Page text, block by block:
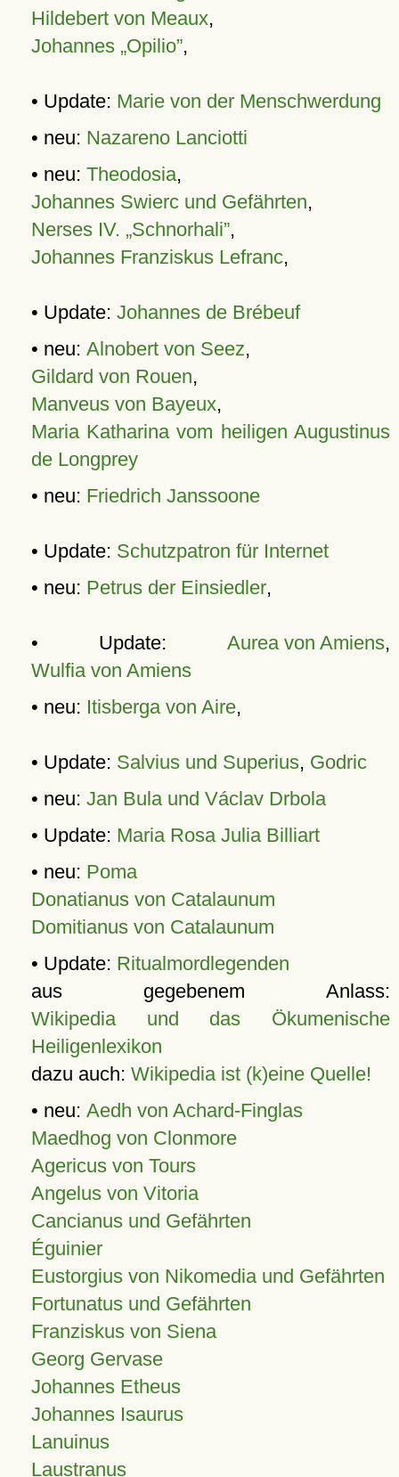
Hildebert von Meaux,
Johannes „Opilio”,
• Update: Marie von der Menschwerdung
• neu: Nazareno Lanciotti
• neu: Theodosia,
Johannes Swierc und Gefährten,
Nerses IV. „Schnorhali”,
Johannes Franziskus Lefranc,
• Update: Johannes de Brébeuf
• neu: Alnobert von Seez,
Gildard von Rouen,
Manveus von Bayeux,
Maria Katharina vom heiligen Augustinus
de Longprey
• neu: Friedrich Janssoone
• Update: Schutzpatron für Internet
• neu: Petrus der Einsiedler,
• Update: Aurea von Amiens,
Wulfia von Amiens
• neu: Itisberga von Aire,
• Update: Salvius und Superius, Godric
• neu: Jan Bula und Václav Drbola
• Update: Maria Rosa Julia Billiart
• neu: Poma
Donatianus von Catalaunum
Domitianus von Catalaunum
• Update: Ritualmordlegenden
aus gegebenem Anlass:
Wikipedia und das Ökumenische
Heiligenlexikon
dazu auch: Wikipedia ist (k)eine Quelle!
• neu: Aedh von Achard-Finglas
Maedhog von Clonmore
Agericus von Tours
Angelus von Vitoria
Cancianus und Gefährten
Éguinier
Eustorgius von Nikomedia und Gefährten
Fortunatus und Gefährten
Franziskus von Siena
Georg Gervase
Johannes Etheus
Johannes Isaurus
Lanuinus
Laustranus